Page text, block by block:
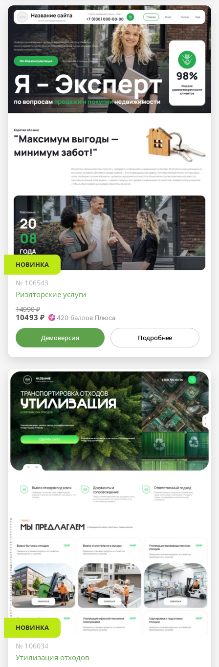
НОВИНКА
№ 106543
Риэлторские услуги
14990 ₽
10493 ₽ 420 баллов Плюса
Демоверсия Подробнее
НОВИНКА
№ 106034
Утилизация отходов